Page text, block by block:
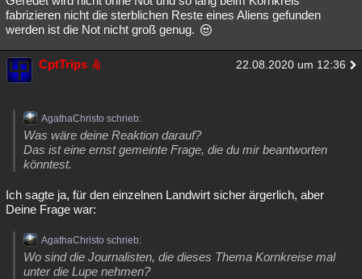
fabrizieren nicht die sterblichen Reste eines Aliens gefunden
werden ist die Not nicht groß genug.
CptTrips 22.08.2020 um 12:36
AgathaChristo schrieb:
Was wäre deine Reaktion darauf?
Das ist eine ernst gemeinte Frage, die du mir beantworten
könntest.
Ich sagte ja, für den einzelnen Landwirt sicher ärgerlich, aber
Deine Frage war:
AgathaChristo schrieb:
Wo sind die Journalisten, die dieses Thema Kornkreise mal
unter die Lupe nehmen?